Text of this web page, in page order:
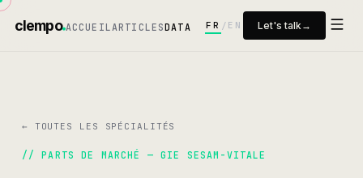
clempo ACCUEIL ARTICLESDATA FR / EN Let's talk→
← TOUTES LES SPÉCIALITÉS
// PARTS DE MARCHÉ —GIE SESAM-VITALE